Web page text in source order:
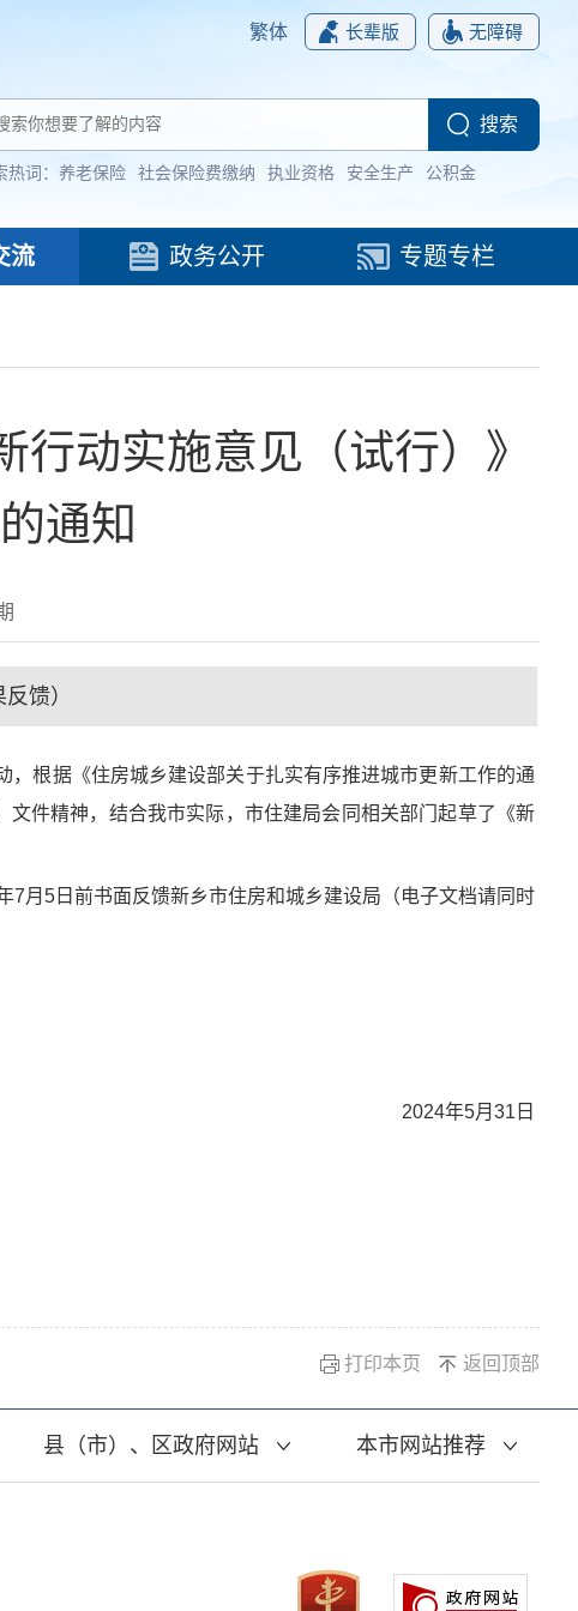
繁体 长辈版 无障碍
热词： 养老保险 社会保险费缴纳 执业资格 安全生产 公积金
流 政务公开 专题专栏
动实施意见（试行）》
通知
馈）
根据《住房城乡建设部关于扎实有序推进城市更新工作的通
件精神，结合我市实际，市住建局会同相关部门起草了《新
5日前书面反馈新乡市住房和城乡建设局（电子文档请同时
2024年5月31日
打印本页 返回顶部
县（市）、区政府网站 本市网站推荐